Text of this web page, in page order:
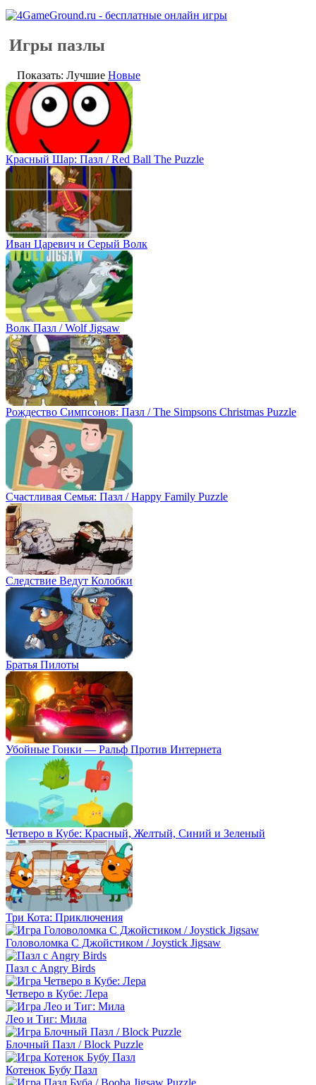
Игры пазлы
Показать: Лучшие Новые
Красный Шар: Пазл / Red Ball The Puzzle
Иван Царевич и Серый Волк
Волк Пазл / Wolf Jigsaw
Рождество Симпсонов: Пазл / The Simpsons Christmas Puzzle
Счастливая Семья: Пазл / Happy Family Puzzle
Следствие Ведут Колобки
Братья Пилоты
Убойные Гонки — Ральф Против Интернета
Четверо в Кубе: Красный, Желтый, Синий и Зеленый
Три Кота: Приключения
Головоломка С Джойстиком / Joystick Jigsaw
Пазл с Angry Birds
Четверо в Кубе: Лера
Лео и Тиг: Мила
Блочный Пазл / Block Puzzle
Котенок Бубу Пазл